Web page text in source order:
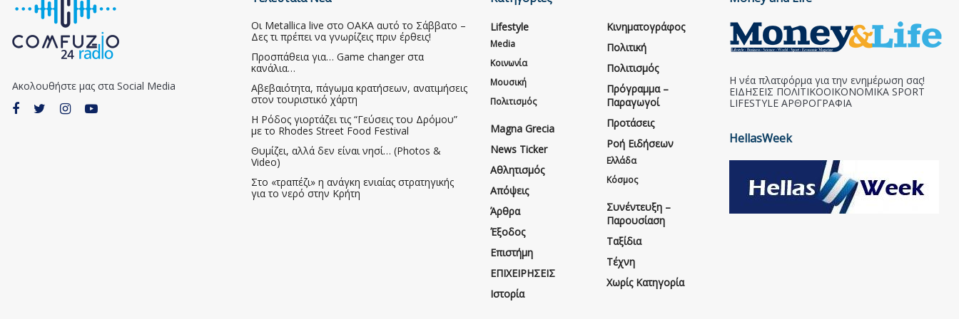
Ακολουθήστε μας στα Social Media
Οι Metallica live στο ΟΑΚΑ αυτό το Σάββατο –
Δες τι πρέπει να γνωρίζεις πριν έρθεις!
Προσπάθεια για… Game changer στα
κανάλια…
Αβεβαιότητα, πάγωμα κρατήσεων, ανατιμήσεις
στον τουριστικό χάρτη
Η Ρόδος γιορτάζει τις “Γεύσεις του Δρόμου”
με το Rhodes Street Food Festival
Θυμίζει, αλλά δεν είναι νησί… (Photos &
Video)
Στο «τραπέζι» η ανάγκη ενιαίας στρατηγικής
για το νερό στην Κρήτη
Lifestyle
Media
Κοινωνία
Μουσική
Πολιτισμός
Magna Grecia
News Ticker
Αθλητισμός
Απόψεις
Άρθρα
Έξοδος
Επιστήμη
ΕΠΙΧΕΙΡΗΣΕΙΣ
Ιστορία
Κινηματογράφος
Πολιτική
Πολιτισμός
Πρόγραμμα –
Παραγωγοί
Προτάσεις
Ροή Ειδήσεων
Ελλάδα
Κόσμος
Συνέντευξη –
Παρουσίαση
Ταξίδια
Τέχνη
Χωρίς Κατηγορία
Η νέα πλατφόρμα για την ενημέρωση σας!
ΕΙΔΗΣΕΙΣ ΠΟΛΙΤΙΚΟΟΙΚΟΝΟΜΙΚΑ SPORT
LIFESTYLE ΑΡΘΡΟΓΡΑΦΙΑ
HellasWeek